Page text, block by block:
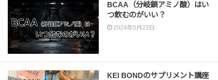
BCAA（分岐鎖アミノ酸）はい
つ飲むのがいい？
2024年5月23日
KEI BONDのサプリメント講座